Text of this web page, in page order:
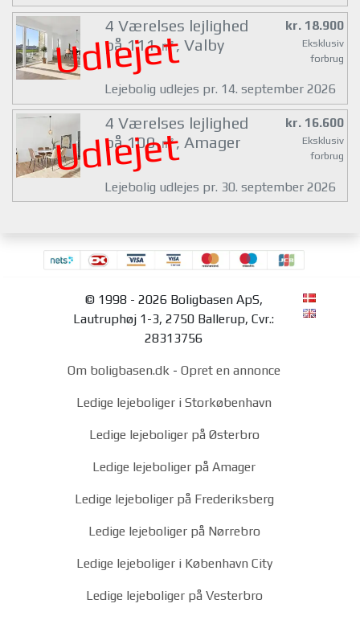
Udlejet
4 Værelses lejlighed
på 111 ㎡, Valby
kr. 18.900
Eksklusiv
forbrug
Lejebolig udlejes pr. 14. september 2026
Udlejet
4 Værelses lejlighed
på 100 ㎡, Amager
kr. 16.600
Eksklusiv
forbrug
Lejebolig udlejes pr. 30. september 2026
© 1998 - 2026 Boligbasen ApS,
Lautruphøj 1-3, 2750 Ballerup, Cvr.:
28313756
Om boligbasen.dk - Opret en annonce
Ledige lejeboliger i Storkøbenhavn
Ledige lejeboliger på Østerbro
Ledige lejeboliger på Amager
Ledige lejeboliger på Frederiksberg
Ledige lejeboliger på Nørrebro
Ledige lejeboliger i København City
Ledige lejeboliger på Vesterbro